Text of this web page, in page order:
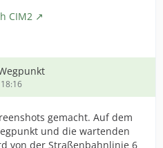
CIM2
gemacht. Auf dem
und die wartenden
von der Straßenbahnlinie 6